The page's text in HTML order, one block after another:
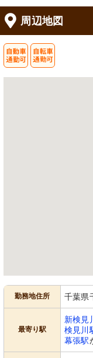
周辺地図
勤務地住所 千葉県
最寄り駅
新検見
検見川
幕張駅